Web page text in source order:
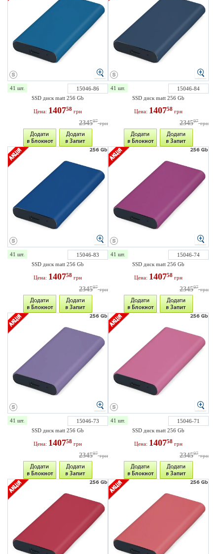
41 шт.
15046-86
SSD диск matt 256 Gb
Цена: 140758 грн
234597 грн
41 шт.
15046-84
SSD диск matt 256 Gb
Цена: 140758 грн
234597 грн
41 шт.
15046-83
SSD диск matt 256 Gb
Цена: 140758 грн
234597 грн
41 шт.
15046-74
SSD диск matt 256 Gb
Цена: 140758 грн
234597 грн
41 шт.
15046-73
SSD диск matt 256 Gb
Цена: 140758 грн
234597 грн
41 шт.
15046-71
SSD диск matt 256 Gb
Цена: 140758 грн
234597 грн